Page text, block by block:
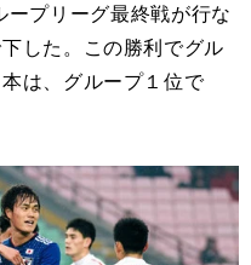
ープリーグ最終戦が行な
した。この勝利でグル
は、グループ１位で